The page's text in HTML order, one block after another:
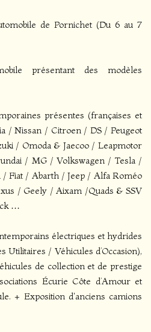
de Pornichet (Du 6 au 7
présentant des modèles
présentes (françaises et
/ Nissan / Citroen / DS / Peugeot
/ Omoda & Jaecoo / Leapmotor
/ MG / Volkswagen / Tesla /
Fiat / Abarth / Jeep / Alfa Roméo
/ Geely / Aixam /Quads & SSV
…
électriques et hydrides
Utilitaires / Véhicules d’Occasion),
de collection et de prestige
Écurie Côte d’Amour et
+ Exposition d'anciens camions